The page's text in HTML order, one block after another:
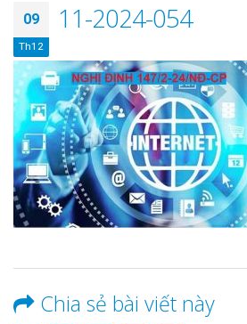
09
Th12
11-2024-054
Chia sẻ bài viết này